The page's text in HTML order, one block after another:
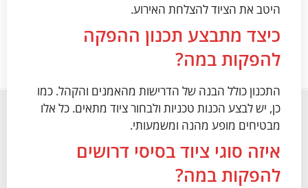
היטב את הציוד להצלחת האירוע.
כיצד מתבצע תכנון ההפקה
להפקות במה?
התכנון כולל הבנה של הדרישות מהאמנים והקהל. כמו
כן, יש לבצע הכנות טכניות ולבחור ציוד מתאים. כל אלו
מבטיחים מופע מהנה ומשמעותי.
איזה סוגי ציוד בסיסי דרושים
להפקות במה?